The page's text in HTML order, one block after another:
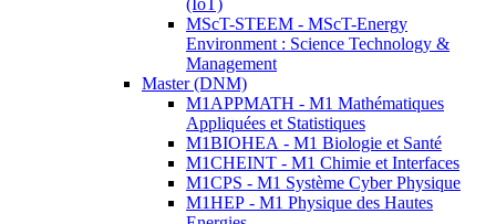
(IoT)
MScT-STEEM - MScT-Energy
Environment : Science Technology &
Management
Master (DNM)
M1APPMATH - M1 Mathématiques
Appliquées et Statistiques
M1BIOHEA - M1 Biologie et Santé
M1CHEINT - M1 Chimie et Interfaces
M1CPS - M1 Système Cyber Physique
M1HEP - M1 Physique des Hautes